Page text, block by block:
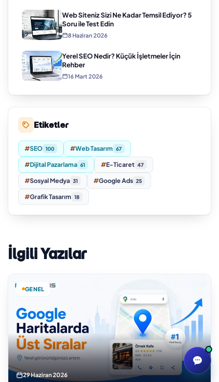
Web Siteniz Sizi Ne Kadar Temsil Ediyor? 5
Soru ile Test Edin
8 Haziran 2026
Yerel SEO Nedir? Küçük İşletmeler İçin
Rehber
16 Mart 2026
Etiketler
#SEO 100 #Web Tasarım 67
#Dijital Pazarlama 61 #E-Ticaret 47
#Sosyal Medya 31 #Google Ads 25
#Grafik Tasarım 18
İlgili Yazılar
GENEL
29 Haziran 2026